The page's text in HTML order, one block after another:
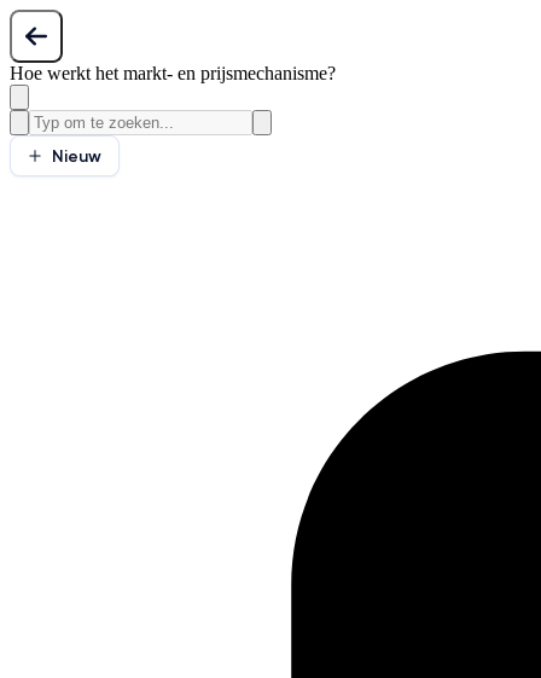
Hoe werkt het markt- en prijsmechanisme?
Nieuw